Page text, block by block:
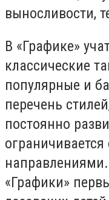
выносливости,
В «Графике»
классические
популярные и
перечень
постоянно
«Графики»